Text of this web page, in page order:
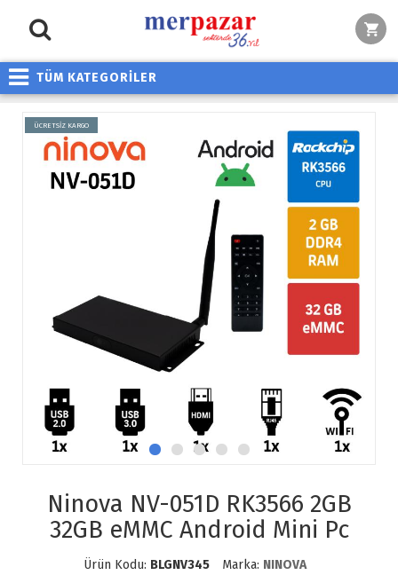
TÜM KATEGORİLER
ÜCRETSİZ KARGO
Ninova NV-051D RK3566 2GB
32GB eMMC Android Mini Pc
Ürün Kodu: BLGNV345 Marka: NINOVA